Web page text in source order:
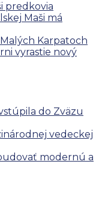
predkovia
Maši má
Karpatoch
vyrastie nový
do Zväzu
vedeckej
modernú a